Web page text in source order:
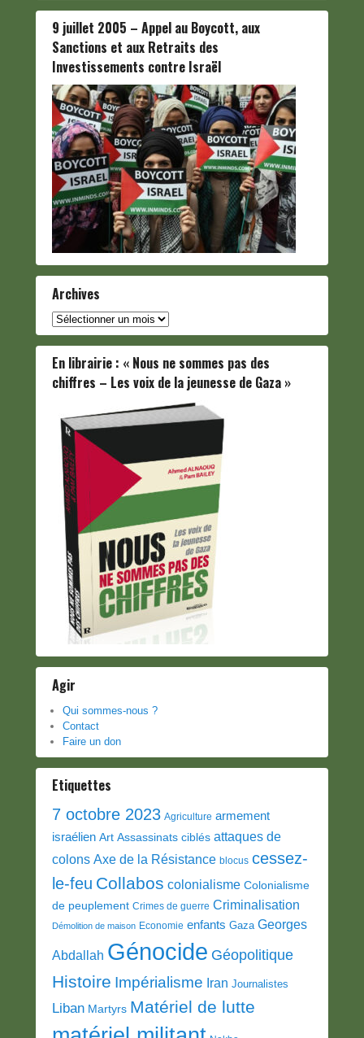
9 juillet 2005 – Appel au Boycott, aux
Sanctions et aux Retraits des
Investissements contre Israël
Archives
Archives
En librairie : « Nous ne sommes pas des
chiffres – Les voix de la jeunesse de Gaza »
Agir
Qui sommes-nous ?
Contact
Faire un don
Etiquettes
7 octobre 2023 Agriculture armement
israélien Art Assassinats ciblés attaques de
colons Axe de la Résistance blocus cessez-
le-feu Collabos colonialisme Colonialisme
de peuplement Crimes de guerre Criminalisation
Démolition de maison Economie enfants Gaza Georges
Abdallah Génocide Géopolitique
Histoire Impérialisme Iran Journalistes
Liban Martyrs Matériel de lutte